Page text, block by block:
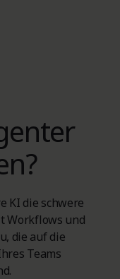
KI die schwere
Workflows und
die auf die
Teams